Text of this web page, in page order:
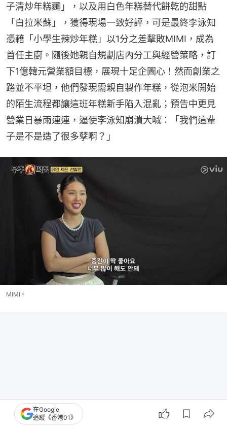
子清炒年糕麵」，以及用白色年糕替代餅乾的甜點
「白拉米蘇」，獲得現場一致好評，可是最終李泳知
憑藉「小學生辣炒年糕」以1分之差擊敗MIMI，成為
首任主廚。隨後她親自規劃店內分工與經營策略，訂
下1億韓元營業額目標，展現十足企圖心！然而創業之
路並不平坦，他們發現需親自製作年糕，從泡米開始
的陌生流程都讓這班年糕新手陷入混亂；預告中更見
營業日暴雨連連，逼使李泳知崩潰大喊：「我們這輩
子是不是造了很多孽啊？」
MIMI。
在Google
追蹤《香港01》